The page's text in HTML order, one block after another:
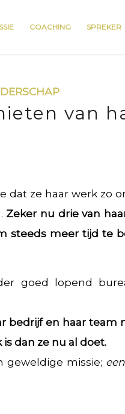
COACHING SPREKER
van
dat ze haar werk zo
Zeker nu drie van
steeds meer tijd te
goed lopend
bedrijf en haar team
dan ze nu al doet.
geweldige missie;